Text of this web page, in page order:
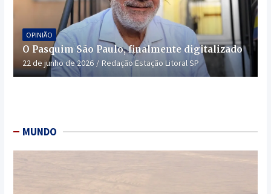
OPINIÃO
O Pasquim São Paulo, finalmente digitalizado
22 de junho de 2026 Redação Estação Litoral SP
MUNDO